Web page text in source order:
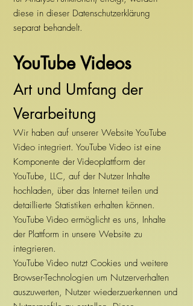
diese in dieser Datenschutzerklärung
separat behandelt.
YouTube Videos
Art und Umfang der
Verarbeitung
Wir haben auf unserer Website YouTube
Video integriert. YouTube Video ist eine
Komponente der Videoplattform der
YouTube, LLC, auf der Nutzer Inhalte
hochladen, über das Internet teilen und
detaillierte Statistiken erhalten können.
YouTube Video ermöglicht es uns, Inhalte
der Plattform in unsere Website zu
integrieren.
YouTube Video nutzt Cookies und weitere
Browser-Technologien um Nutzerverhalten
auszuwerten, Nutzer wiederzuerkennen und